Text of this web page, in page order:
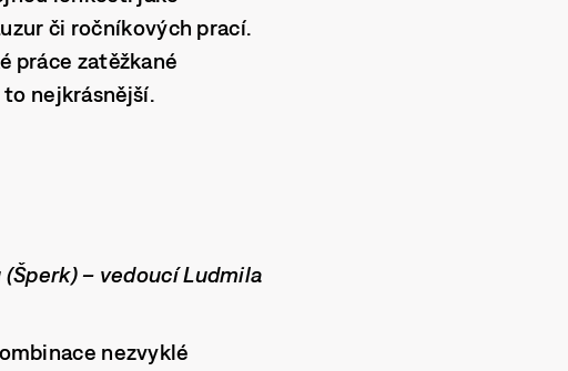
či ročníkových prací.
práce zatěžkané
nejkrásnější.
– vedoucí Ludmila
nezvyklé